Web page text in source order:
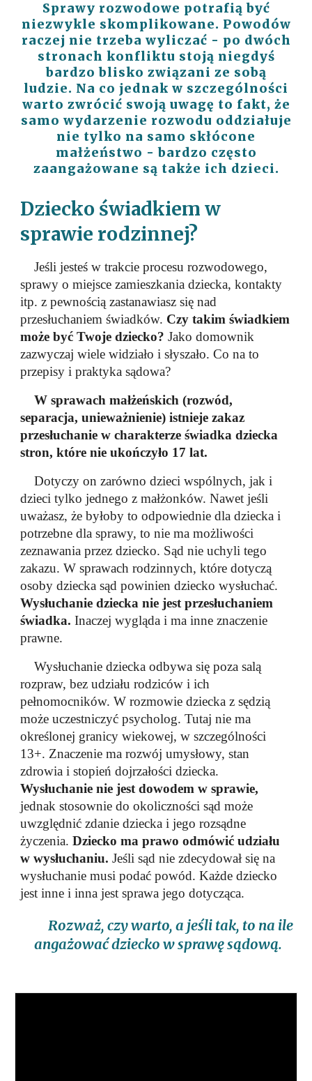
Sprawy rozwodowe potrafią być
niezwykle skomplikowane. Powodów
raczej nie trzeba wyliczać - po dwóch
stronach konfliktu stoją niegdyś
bardzo blisko związani ze sobą
ludzie. Na co jednak w szczególności
warto zwrócić swoją uwagę to fakt, że
samo wydarzenie rozwodu oddziałuje
nie tylko na samo skłócone
małżeństwo - bardzo często
zaangażowane są także ich dzieci.
Dziecko świadkiem w
sprawie rodzinnej?
Jeśli jesteś w trakcie procesu rozwodowego,
sprawy o miejsce zamieszkania dziecka, kontakty
itp. z pewnością zastanawiasz się nad
przesłuchaniem świadków. Czy takim świadkiem
może być Twoje dziecko? Jako domownik
zazwyczaj wiele widziało i słyszało. Co na to
przepisy i praktyka sądowa?
W sprawach małżeńskich (rozwód,
separacja, unieważnienie) istnieje zakaz
przesłuchanie w charakterze świadka dziecka
stron, które nie ukończyło 17 lat.
Dotyczy on zarówno dzieci wspólnych, jak i
dzieci tylko jednego z małżonków. Nawet jeśli
uważasz, że byłoby to odpowiednie dla dziecka i
potrzebne dla sprawy, to nie ma możliwości
zeznawania przez dziecko. Sąd nie uchyli tego
zakazu. W sprawach rodzinnych, które dotyczą
osoby dziecka sąd powinien dziecko wysłuchać.
Wysłuchanie dziecka nie jest przesłuchaniem
świadka. Inaczej wygląda i ma inne znaczenie
prawne.
Wysłuchanie dziecka odbywa się poza salą
rozpraw, bez udziału rodziców i ich
pełnomocników. W rozmowie dziecka z sędzią
może uczestniczyć psycholog. Tutaj nie ma
określonej granicy wiekowej, w szczególności
13+. Znaczenie ma rozwój umysłowy, stan
zdrowia i stopień dojrzałości dziecka.
Wysłuchanie nie jest dowodem w sprawie,
jednak stosownie do okoliczności sąd może
uwzględnić zdanie dziecka i jego rozsądne
życzenia. Dziecko ma prawo odmówić udziału
w wysłuchaniu. Jeśli sąd nie zdecydował się na
wysłuchanie musi podać powód. Każde dziecko
jest inne i inna jest sprawa jego dotycząca.
Rozważ, czy warto, a jeśli tak, to na ile
angażować dziecko w sprawę sądową.